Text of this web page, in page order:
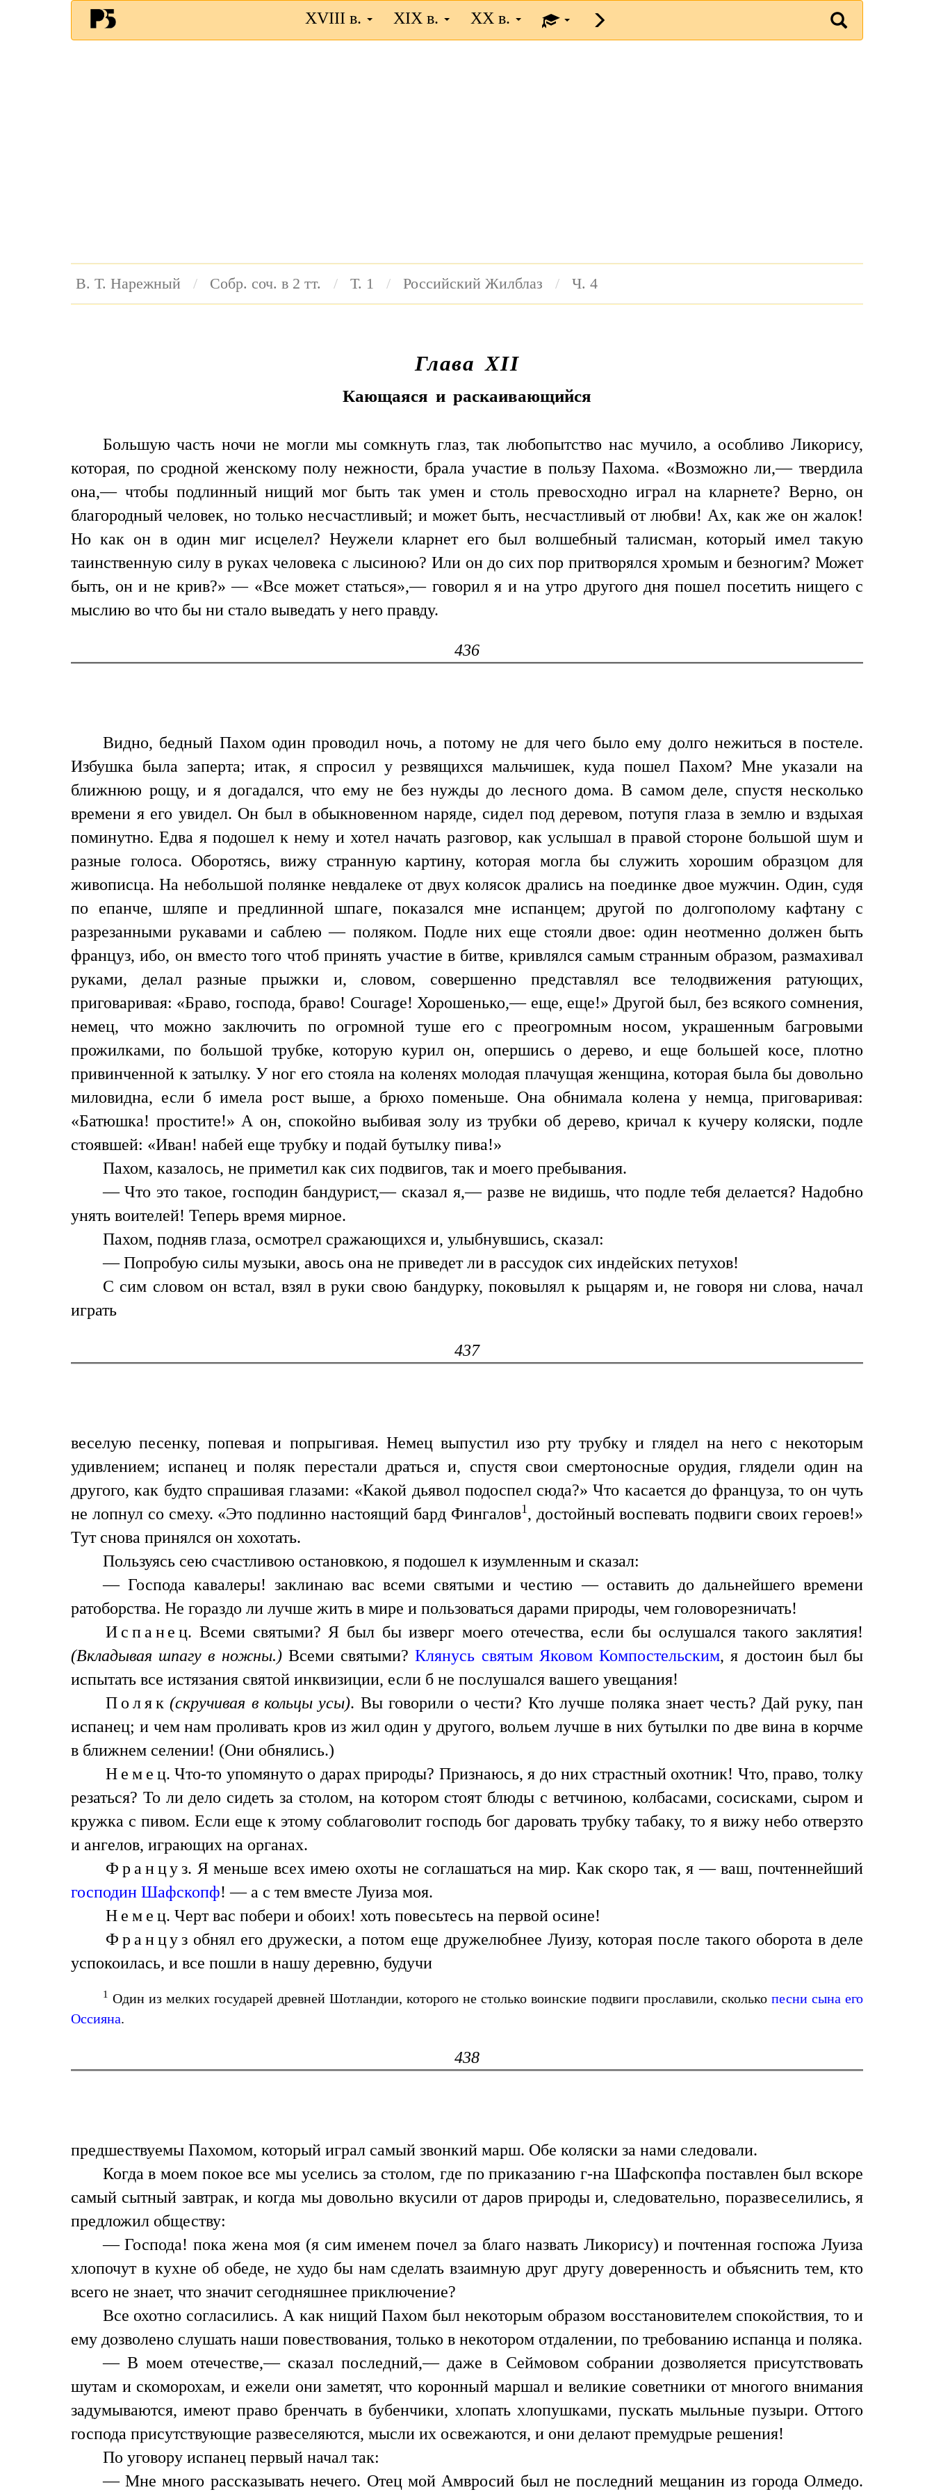
XVIII в. XIX в. XX в.
В. Т. Нарежный Собр. соч. в 2 тт. Т. 1 Российский Жилблаз Ч. 4
Глава XII
Кающаяся и раскаивающийся
Большую часть ночи не могли мы сомкнуть глаз, так любопытство нас мучило, а особливо Ликорису,
которая, по сродной женскому полу нежности, брала участие в пользу Пахома. «Возможно ли,— твердила
она,— чтобы подлинный нищий мог быть так умен и столь превосходно играл на кларнете? Верно, он
благородный человек, но только несчастливый; и может быть, несчастливый от любви! Ах, как же он жалок!
Но как он в один миг исцелел? Неужели кларнет его был волшебный талисман, который имел такую
таинственную силу в руках человека с лысиною? Или он до сих пор притворялся хромым и безногим? Может
быть, он и не крив?» — «Все может статься»,— говорил я и на утро другого дня пошел посетить нищего с
мыслию во что бы ни стало выведать у него правду.
436
Видно, бедный Пахом один проводил ночь, а потому не для чего было ему долго нежиться в постеле.
Избушка была заперта; итак, я спросил у резвящихся мальчишек, куда пошел Пахом? Мне указали на
ближнюю рощу, и я догадался, что ему не без нужды до лесного дома. В самом деле, спустя несколько
времени я его увидел. Он был в обыкновенном наряде, сидел под деревом, потупя глаза в землю и вздыхая
поминутно. Едва я подошел к нему и хотел начать разговор, как услышал в правой стороне большой шум и
разные голоса. Оборотясь, вижу странную картину, которая могла бы служить хорошим образцом для
живописца. На небольшой полянке невдалеке от двух колясок дрались на поединке двое мужчин. Один, судя
по епанче, шляпе и предлинной шпаге, показался мне испанцем; другой по долгополому кафтану с
разрезанными рукавами и саблею — поляком. Подле них еще стояли двое: один неотменно должен быть
француз, ибо, он вместо того чтоб принять участие в битве, кривлялся самым странным образом, размахивал
руками, делал разные прыжки и, словом, совершенно представлял все телодвижения ратующих,
приговаривая: «Браво, господа, браво! Courage! Хорошенько,— еще, еще!» Другой был, без всякого сомнения,
немец, что можно заключить по огромной туше его с преогромным носом, украшенным багровыми
прожилками, по большой трубке, которую курил он, опершись о дерево, и еще большей косе, плотно
привинченной к затылку. У ног его стояла на коленях молодая плачущая женщина, которая была бы довольно
миловидна, если б имела рост выше, а брюхо поменьше. Она обнимала колена у немца, приговаривая:
«Батюшка! простите!» А он, спокойно выбивая золу из трубки об дерево, кричал к кучеру коляски, подле
стоявшей: «Иван! набей еще трубку и подай бутылку пива!»
Пахом, казалось, не приметил как сих подвигов, так и моего пребывания.
— Что это такое, господин бандурист,— сказал я,— разве не видишь, что подле тебя делается? Надобно
унять воителей! Теперь время мирное.
Пахом, подняв глаза, осмотрел сражающихся и, улыбнувшись, сказал:
— Попробую силы музыки, авось она не приведет ли в рассудок сих индейских петухов!
С сим словом он встал, взял в руки свою бандурку, поковылял к рыцарям и, не говоря ни слова, начал
играть
437
веселую песенку, попевая и попрыгивая. Немец выпустил изо рту трубку и глядел на него с некоторым
удивлением; испанец и поляк перестали драться и, спустя свои смертоносные орудия, глядели один на
другого, как будто спрашивая глазами: «Какой дьявол подоспел сюда?» Что касается до француза, то он чуть
не лопнул со смеху. «Это подлинно настоящий бард Фингалов1 , достойный воспевать подвиги своих героев!»
Тут снова принялся он хохотать.
Пользуясь сею счастливою остановкою, я подошел к изумленным и сказал:
— Господа кавалеры! заклинаю вас всеми святыми и честию — оставить до дальнейшего времени
ратоборства. Не гораздо ли лучше жить в мире и пользоваться дарами природы, чем головорезничать!
Испанец. Всеми святыми? Я был бы изверг моего отечества, если бы ослушался такого заклятия!
(Вкладывая шпагу в ножны.)Всеми святыми?Клянусь святым Яковом Компостельским, я достоин был бы
испытать все истязания святой инквизиции, если б не послушался вашего увещания!
Поляк (скручивая в кольцы усы). Вы говорили о чести? Кто лучше поляка знает честь? Дай руку, пан
испанец; и чем нам проливать кров из жил один у другого, вольем лучше в них бутылки по две вина в корчме
в ближнем селении! (Они обнялись.)
Немец. Что-то упомянуто о дарах природы? Признаюсь, я до них страстный охотник! Что, право, толку
резаться? То ли дело сидеть за столом, на котором стоят блюды с ветчиною, колбасами, сосисками, сыром и
кружка с пивом. Если еще к этому соблаговолит господь бог даровать трубку табаку, то я вижу небо отверзто
и ангелов, играющих на органах.
Француз. Я меньше всех имею охоты не соглашаться на мир. Как скоро так, я — ваш, почтеннейший
господин Шафскопф! — а с тем вместе Луиза моя.
Немец. Черт вас побери и обоих! хоть повесьтесь на первой осине!
Француз обнял его дружески, а потом еще дружелюбнее Луизу, которая после такого оборота в деле
успокоилась, и все пошли в нашу деревню, будучи
1 Один из мелких государей древней Шотландии, которого не столько воинские подвиги прославили, сколько песни сына его
Оссияна.
438
предшествуемы Пахомом, который играл самый звонкий марш. Обе коляски за нами следовали.
Когда в моем покое все мы уселись за столом, где по приказанию г-на Шафскопфа поставлен был вскоре
самый сытный завтрак, и когда мы довольно вкусили от даров природы и, следовательно, поразвеселились, я
предложил обществу:
— Господа! пока жена моя (я сим именем почел за благо назвать Ликорису) и почтенная госпожа Луиза
хлопочут в кухне об обеде, не худо бы нам сделать взаимную друг другу доверенность и объяснить тем, кто
всего не знает, что значит сегодняшнее приключение?
Все охотно согласились. А как нищий Пахом был некоторым образом восстановителем спокойствия, то и
ему дозволено слушать наши повествования, только в некотором отдалении, по требованию испанца и поляка.
— В моем отечестве,— сказал последний,— даже в Сеймовом собрании дозволяется присутствовать
шутам и скоморохам, и ежели они заметят, что коронный маршал и великие советники от многого внимания
задумываются, имеют право бренчать в бубенчики, хлопать хлопушками, пускать мыльные пузыри. Оттого
господа присутствующие развеселяются, мысли их освежаются, и они делают премудрые решения!
По уговору испанец первый начал так:
— Мне много рассказывать нечего. Отец мой Амвросий был не последний мещанин из города Олмедо.